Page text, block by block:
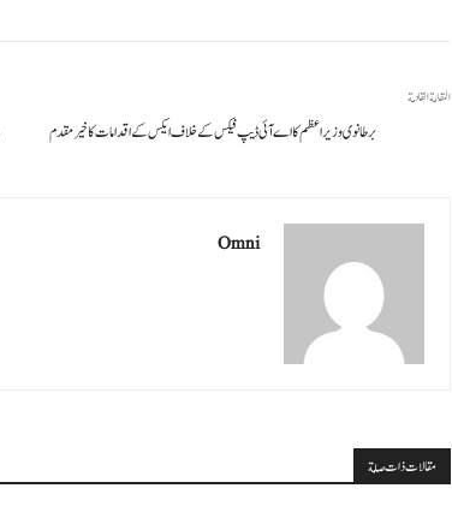
المقالة القادمة
برطانوی وزیر اعظم کا اے آئی ڈیپ فیکس کے خلاف ایکس کے اقدامات کا خیرمقدم
Omni
مقالات ذات صلة